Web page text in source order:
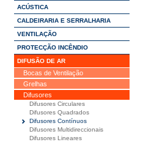
ACÚSTICA
CALDEIRARIA E SERRALHARIA
VENTILAÇÃO
PROTECÇÃO INCÊNDIO
DIFUSÃO DE AR
Bocas de Ventilação
Grelhas
Difusores
Difusores Circulares
Difusores Quadrados
Difusores Contínuos
Difusores Multidireccionais
Difusores Lineares